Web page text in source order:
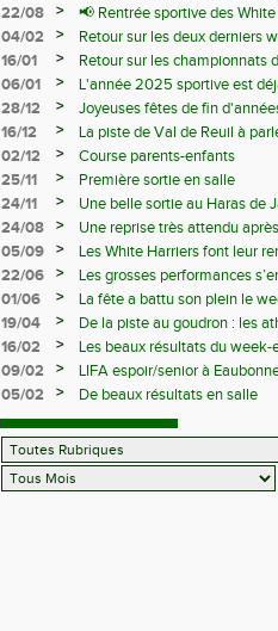
22/08
>
📢 Rentrée sportive des
04/02
>
Retour sur les deux derniers
16/01
>
Retour sur les championnats
06/01
>
L'année 2025 sportive est
28/12
>
Joyeuses fêtes de fin
16/12
>
La piste de Val de Reuil à
départemantaux
02/12 >
Course parents-enfants
25/11
>
Première sortie en salle
24/11
>
Une belle sortie au Haras de
24/08
>
Une reprise très attendu
05/09
>
Les White Harriers font leur
22/06
>
Les grosses performances
01/06
>
La fête a battu son plein le
19/04
>
De la piste au goudron : les
16/02
>
Les beaux résultats du week-
09/02
>
LIFA espoir/senior à
05/02
> De beaux résultats en salle